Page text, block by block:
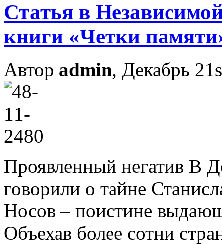
Статья в
книги «Четки
Автор admin, Декабрь
Проявленный негатив В
говорили о тайне
Носов – поистине
Объехав более сотни